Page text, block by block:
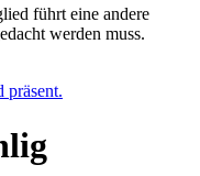
führt eine andere
werden muss.